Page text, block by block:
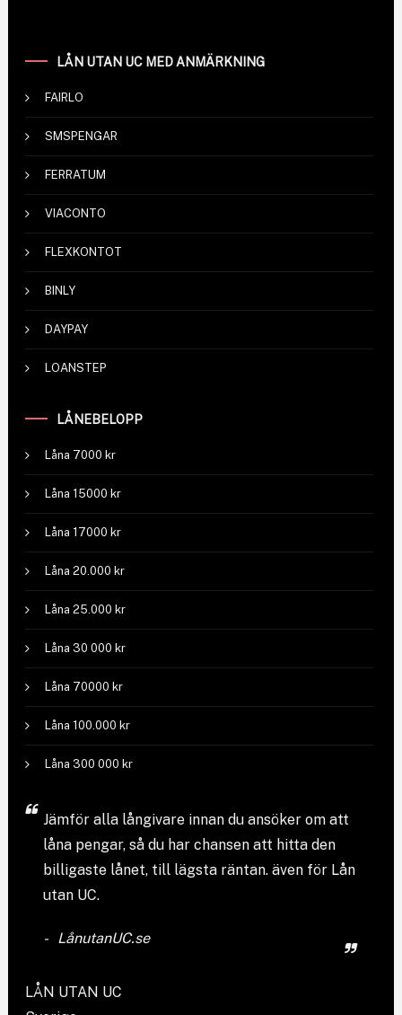
LÅN UTAN UC MED ANMÄRKNING
FAIRLO
SMSPENGAR
FERRATUM
VIACONTO
FLEXKONTOT
BINLY
DAYPAY
LOANSTEP
LÅNEBELOPP
Låna 7000 kr
Låna 15000 kr
Låna 17000 kr
Låna 20.000 kr
Låna 25.000 kr
Låna 30 000 kr
Låna 70000 kr
Låna 100.000 kr
Låna 300 000 kr
Jämför alla långivareinnan du ansöker om att
låna pengar, så du har chansen att hitta den
billigaste lånet, till lägsta räntan. även för Lån
utan UC.
LånutanUC.se
LÅN UTAN UC